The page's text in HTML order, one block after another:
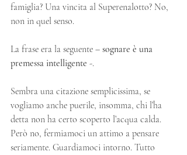
famiglia? Una vincita al Superenalotto? No,
non in quel senso.
La frase era la seguente – sognare è una
premessa intelligente -.
Sembra una citazione semplicissima, se
vogliamo anche puerile, insomma, chi l’ha
detta non ha certo scoperto l’acqua calda.
Però no, fermiamoci un attimo a pensare
seriamente. Guardiamoci intorno. Tutto